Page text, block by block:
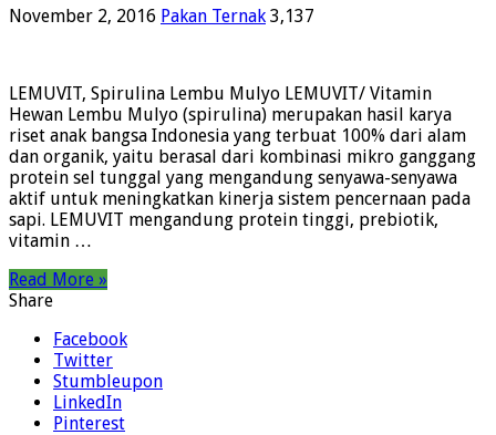
November 2, 2016 Pakan Ternak 3,137
LEMUVIT, Spirulina Lembu Mulyo LEMUVIT/ Vitamin
Hewan Lembu Mulyo (spirulina) merupakan hasil karya
riset anak bangsa Indonesia yang terbuat 100% dari alam
dan organik, yaitu berasal dari kombinasi mikro ganggang
protein sel tunggal yang mengandung senyawa-senyawa
aktif untuk meningkatkan kinerja sistem pencernaan pada
sapi. LEMUVIT mengandung protein tinggi, prebiotik,
vitamin …
Read More »
Share
Facebook
Twitter
Stumbleupon
LinkedIn
Pinterest